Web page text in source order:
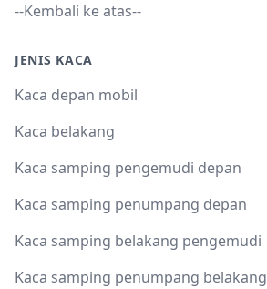
--Kembali ke atas--
JENIS KACA
Kaca depan mobil
Kaca belakang
Kaca samping pengemudi depan
Kaca samping penumpang depan
Kaca samping belakang pengemudi
Kaca samping penumpang belakang